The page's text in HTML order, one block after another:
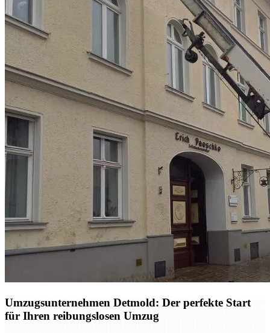
Umzugsunternehmen Detmold: Der perfekte Start
für Ihren reibungslosen Umzug